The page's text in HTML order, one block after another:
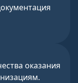
оказания